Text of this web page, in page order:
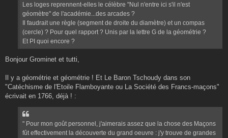
Les loges reprennent-elles le célèbre "Nul n'entre ici s'il n'est
géomètre" de l'académie...des arcades ?
Il faudrait une règle (segment de droite du diamètre) et un compas
(cercle) ? Pour quel rapport ? Unis par la lettre G de la géométrie ?
Et PI quoi encore ?
Bonjour Grominet et tutti,
Il y a géométrie et géométrie ! Et Le Baron Tschoudy dans son
"Catéchisme de l'Etoile Flamboyante ou La Société des Francs-maçons"
écrivait en 1766, déjà ! :
" Pour mon goût personnel, j'aimerais assez que la chose des Maçons
fût effectivement la découverte du grand oeuvre : j'y trouve de grandes